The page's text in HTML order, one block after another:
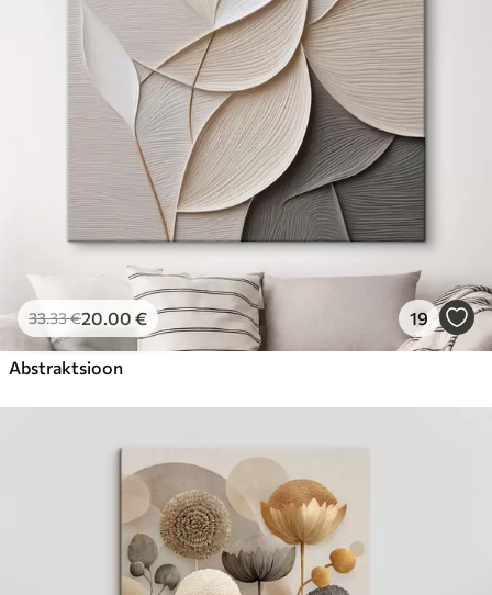
33.33€20.00 € 19
Abstraktsioon